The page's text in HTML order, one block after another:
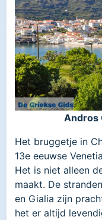
Andros
Het bruggetje in
13e eeuwse
Het is niet alleen
maakt. De
en Gialia zijn
het er altijd